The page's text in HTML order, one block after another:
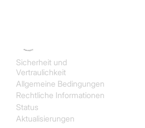
Preise in jeder Angebotszeile.
wiederkehrende Felder, um
strukturierte Daten zu
Sicherheit und
Vertraulichkeit
Allgemeine Bedingungen
Rechtliche Informationen
Status
Aktualisierungen